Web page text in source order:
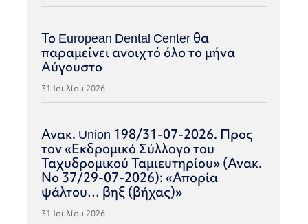
Το European Dental Center θα
παραμείνει ανοιχτό όλο το μήνα
Αύγουστο
31 Ιουλίου 2026
Ανακ. Union 198/31-07-2026. Προς
τον «Εκδρομικό Σύλλογο του
Ταχυδρομικού Ταμιευτηρίου» (Ανακ.
Νο 37/29-07-2026): «Απορία
ψάλτου… βηξ (βήχας)»
31 Ιουλίου 2026